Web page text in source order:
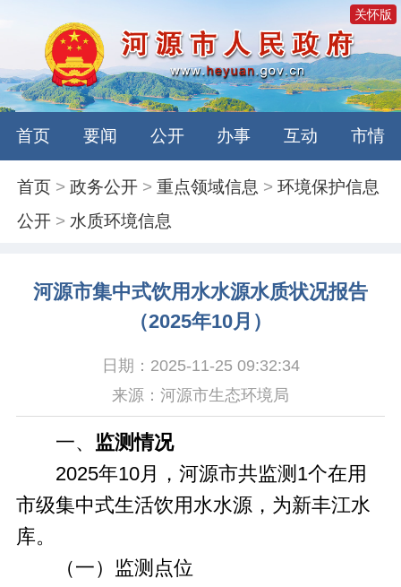
关怀版
首页 要闻 公开 办事 互动 市情
首页 >政务公开 >重点领域信息 >环境保护信息
公开 > 水质环境信息
河源市集中式饮用水水源水质状况报告
（2025年10月）
日期：2025-11-25 09:32:34
来源：河源市生态环境局
一、 监测情况
2025年10月，河源市共监测1个在用
市级集中式生活饮用水水源，为新丰江水
库。
（一）监测点位